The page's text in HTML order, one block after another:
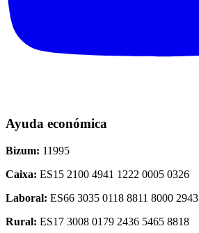
Ayuda económica
Bizum: 11995
Caixa: ES15 2100 4941 1222 0005 0326
Laboral: ES66 3035 0118 8811 8000 2943
Rural: ES17 3008 0179 2436 5465 8818